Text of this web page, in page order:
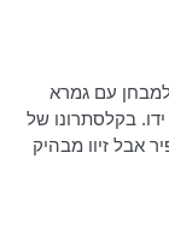
עם גמרא
בקלסתרונו של
אבל זיוו מבהיק